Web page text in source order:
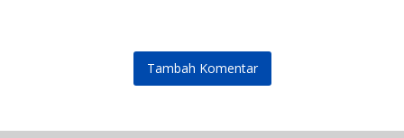
Tambah Komentar